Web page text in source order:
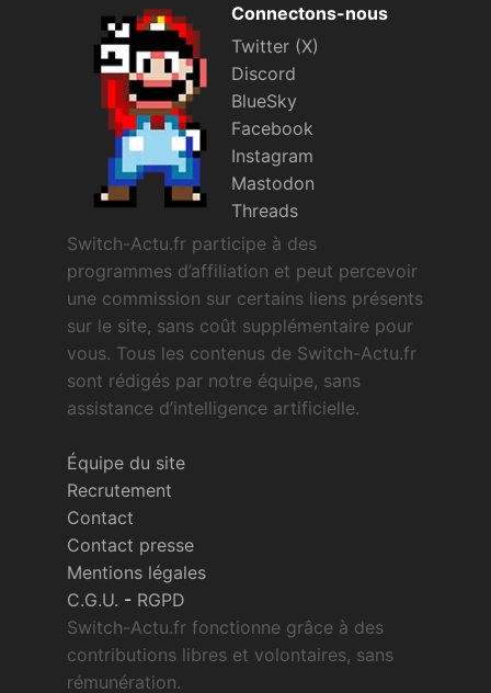
Connectons-nous
Twitter (X)
Discord
BlueSky
Facebook
Instagram
Mastodon
Threads
Switch-Actu.fr participe à des
programmes d’affiliation et peut percevoir
une commission sur certains liens présents
sur le site, sans coût supplémentaire pour
vous. Tous les contenus de Switch-Actu.fr
sont rédigés par notre équipe, sans
assistance d’intelligence artificielle.
Équipe du site
Recrutement
Contact
Contact presse
Mentions légales
C.G.U. - RGPD
Switch-Actu.fr fonctionne grâce à des
contributions libres et volontaires, sans
rémunération.